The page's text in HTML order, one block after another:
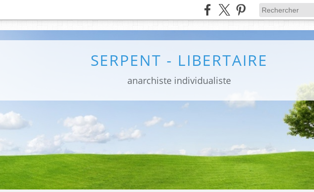
SERPENT - LIBERTAIRE
anarchiste individualiste